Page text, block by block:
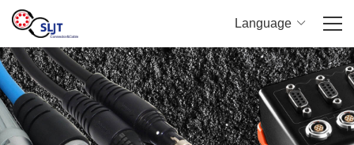
首页
关于我们
Language